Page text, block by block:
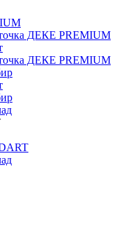
ДЕКЕ PREMIUM
ДЕКЕ PREMIUM